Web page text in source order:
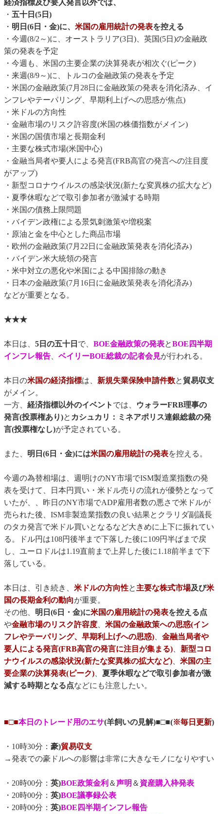
経済指標及び要人発言以外では、
・ 五十日(5日)
・ 明日(6日・金)に、 米国の雇用統計の発表を控える
・今週(8/2～)に、オーストラリア(3日)、英国(5日)の金融政
策の発表を予定
・今週も、米国の主要企業の決算発表が相次ぐ(ピーク)
・来週(8/9～)に、トルコの金融政策の発表を予定
・米国の金融政策(7月28日に金融政策の発表を消化済み、イ
ンフレやテーパリング、早期利上げへの思惑が焦点)
・米ドルの方向性
・金融市場のリスク許容度(米国の株価指数がメイン)
・米国の国債市場と長期金利
・主要な株式市場(米国中心)
・金融当局者や要人による発言(FRB高官の発言への注目度
がアップ)
・新型コロナウイルスの感染状況(新たな変異株の拡大など)
・夏季休暇などで取引参加者が激減する時期
・米国の債務上限問題
・バイデン政権による景気刺激策や増税案
・原油と金を中心とした商品市場
・欧州の金融政策(7月22日に金融政策発表を消化済み)
・バイデン米大統領の発言
・米中対立の悪化や米国による中国排除の動き
・日本の金融政策(7月16日に金融政策発表を消化済み)
などが重要となる。
★★★
本日は、 5日の五十日 で、 BOE金融政策の発表とBOE四半期
インフレ報告、 ベイリーBOE総裁の記者会見が行われる。
本日の米国の経済指標は、 新規失業保険申請件数と 貿易収支
がメイン。
一方、 経済指標以外のイベント では、
ウォラーFRB理事の
発言(投票権あり)と カシュカリ：ミネアポリス連銀総裁の発
言(投票権なし)が予定されている。
また、 明日(6日・金)には米国の雇用統計の発表を控える。
今週の為替相場は、週明けのNY市場でISM製造業指数の発
表を受けて、日本円買い・米ドル売りの流れが優勢となって
いたが、、昨日のNY市場でADP雇用者数の悪さで米ドルが
売られた後、ISM非製造業指数の良い結果とクラリダ副議長
のタカ発言で米ドル買いとなるなど大きめに上下に振れてい
る。ドル円は108円後半まで下落した後に109円半ばまで戻
し、ユーロドルは1.19直前まで上昇した後に1.18前半まで下
落している。
本日は、引き続き、 米ドルの方向性と主要な株式市場及び米
国の長期金利の動向が重要。
その他、 明日(6日・金)に米国の雇用統計の発表を控える点
や金融市場のリスク許容度、 米国の金融政策への思惑(イン
フレやテーパリング、早期利上げへの思惑)、 金融当局者や
要人による発言(FRB高官の発言に注目が集まる)、 新型コロ
ナウイルスの感染状況(新たな変異株の拡大など)、 米国の主
要企業の決算発表(ピーク)、 夏季休暇などで取引参加者が激
減する時期となる点などにも注意したい。
■□■本日のトレード用のエサ(羊飼いの見解)■□■(※毎日更新)
・10時30分： 豪)貿易収支
→発表での豪ドルへの影響は非常に大きなモノになりやすい
・20時00分： 英)BOE政策金利 ＆声明 ＆ 資産購入枠発表
・20時00分： 英)BOE議事録公表
・20時00分： 英)BOE四半期インフレ報告